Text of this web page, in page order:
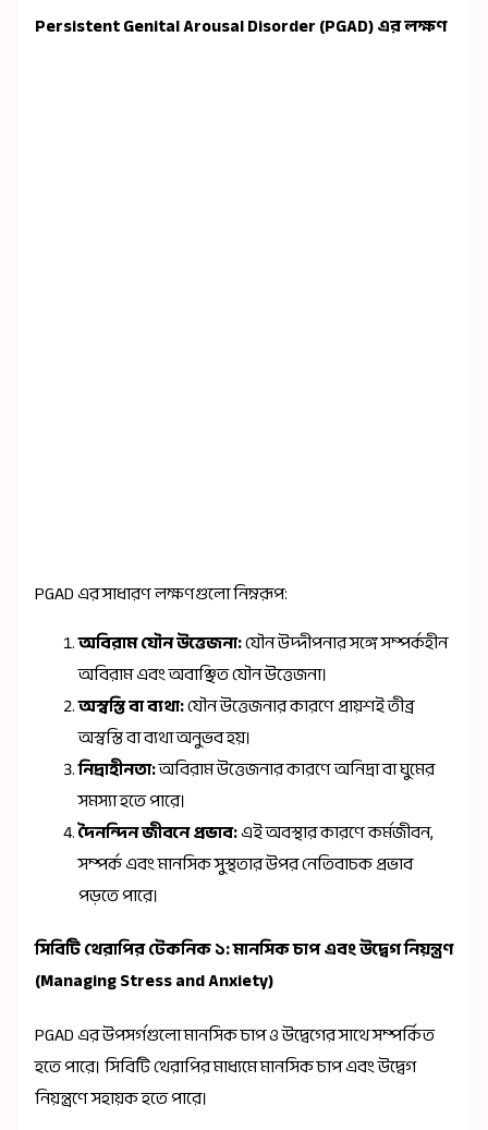
Persistent Genital Arousal Disorder (PGAD) এর লক্ষণ
PGAD এর সাধারণ লক্ষণগুলো নিম্নরূপ:
অবিরাম যৌন উত্তেজনা:যৌন উদ্দীপনার সঙ্গে সম্পর্কহীন
অবিরাম এবং অবাঞ্ছিত যৌন উত্তেজনা।
অস্বস্তি বা ব্যথা:যৌন উত্তেজনার কারণে প্রায়শই তীব্র
অস্বস্তি বা ব্যথা অনুভব হয়।
নিদ্রাহীনতা:অবিরাম উত্তেজনার কারণে অনিদ্রা বা ঘুমের
সমস্যা হতে পারে।
দৈনন্দিন জীবনে প্রভাব:এই অবস্থার কারণে কর্মজীবন,
সম্পর্ক এবং মানসিক সুস্থতার উপর নেতিবাচক প্রভাব
পড়তে পারে।
সিবিটি থেরাপির টেকনিক ১: মানসিক চাপ এবং উদ্বেগ নিয়ন্ত্রণ
(Managing Stress and Anxiety)
PGAD এর উপসর্গগুলো মানসিক চাপ ও উদ্বেগের সাথে সম্পর্কিত
হতে পারে। সিবিটি থেরাপির মাধ্যমে মানসিক চাপ এবং উদ্বেগ
নিয়ন্ত্রণে সহায়ক হতে পারে।